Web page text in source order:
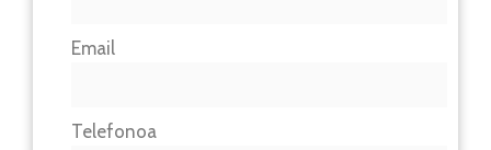
Email
Telefonoa